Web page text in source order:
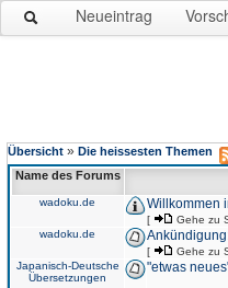
Neueintrag
Übersicht » Die heissesten Themen
Name des Forums
wadoku.de Willkommen
[ Gehe zu
wadoku.de
[ Gehe zu
Japanisch-Deutsche
Übersetzungen
"etwas